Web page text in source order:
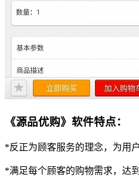
《源品优购》软件特点：
*反正为顾客服务的理念，为用
*满足每个顾客的购物需求，达